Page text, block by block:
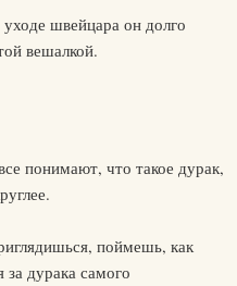
швейцара он долго
вешалкой.
понимают, что такое дурак,
поймешь, как
дурака самого